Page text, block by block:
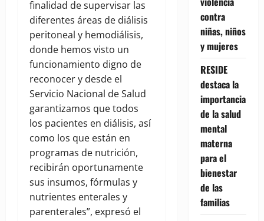
finalidad de supervisar las
diferentes áreas de diálisis
peritoneal y hemodiálisis,
donde hemos visto un
funcionamiento digno de
reconocer y desde el
Servicio Nacional de Salud
garantizamos que todos
los pacientes en diálisis, así
como los que están en
programas de nutrición,
recibirán oportunamente
sus insumos, fórmulas y
nutrientes enterales y
parenterales”, expresó el
contra
niñas, niños
y mujeres
RESIDE
destaca la
importancia
de la salud
mental
materna
para el
bienestar
de las
familias